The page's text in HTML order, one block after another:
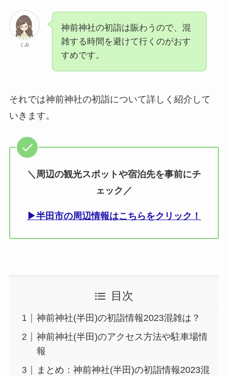
くみ
神前神社の初詣は賑わうので、混
雑する時間を避けて行くのがおす
すめです。
それでは神前神社の初詣について詳しく紹介して
いきます。
＼周辺の観光スポットや宿泊先を事前にチ
ェック／
▶半田市の周辺情報はこちらをクリック！
目次
神前神社(半田)の初詣情報2023混雑は？
神前神社(半田)のアクセス方法や駐車場情
報
まとめ：神前神社(半田)の初詣情報2023混